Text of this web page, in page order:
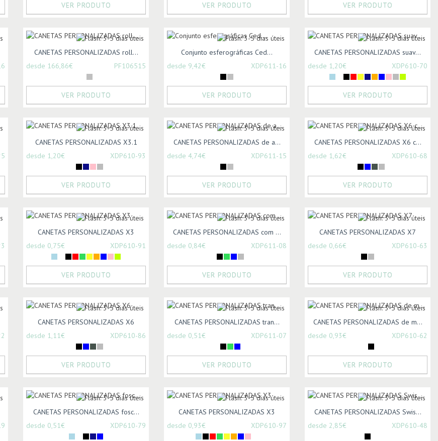
VER PRODUTO VER PRODUTO VER PRODUTO
CANETAS PERSONALIZADAS roll...
desde 166,86€
PF106515
VER PRODUTO
Conjunto esferográficas Ced...
desde 9,42€
XDP611-16
VER PRODUTO
CANETAS PERSONALIZADAS suav...
desde 1,20€
XDP610-70
VER PRODUTO
CANETAS PERSONALIZADAS X3.1
desde 1,20€
XDP610-93
VER PRODUTO
CANETAS PERSONALIZADAS de a...
desde 4,74€
XDP611-15
VER PRODUTO
CANETAS PERSONALIZADAS X6 c...
desde 1,62€
XDP610-68
VER PRODUTO
CANETAS PERSONALIZADAS X3
desde 0,75€
XDP610-91
VER PRODUTO
CANETAS PERSONALIZADAS com ...
desde 0,84€
XDP611-08
VER PRODUTO
CANETAS PERSONALIZADAS X7
desde 0,66€
XDP610-63
VER PRODUTO
CANETAS PERSONALIZADAS X6
desde 1,11€
XDP610-86
VER PRODUTO
CANETAS PERSONALIZADAS tran...
desde 0,51€
XDP611-07
VER PRODUTO
CANETAS PERSONALIZADAS de m...
desde 0,93€
XDP610-62
VER PRODUTO
CANETAS PERSONALIZADAS fosc...
desde 0,51€
XDP610-79
CANETAS PERSONALIZADAS X3
desde 0,93€
XDP610-97
CANETAS PERSONALIZADAS Swis...
desde 2,85€
XDP610-48